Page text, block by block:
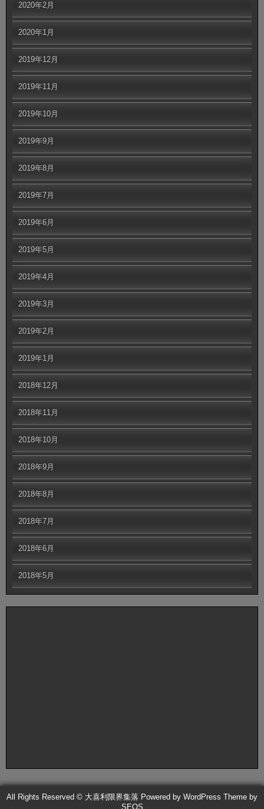
2020年2月
2020年1月
2019年12月
2019年11月
2019年10月
2019年9月
2019年8月
2019年7月
2019年6月
2019年5月
2019年4月
2019年3月
2019年2月
2019年1月
2018年12月
2018年11月
2018年10月
2018年9月
2018年8月
2018年7月
2018年6月
2018年5月
All Rights Reserved © 大喜利限界集落 Powered by WordPress Theme by
SEOS